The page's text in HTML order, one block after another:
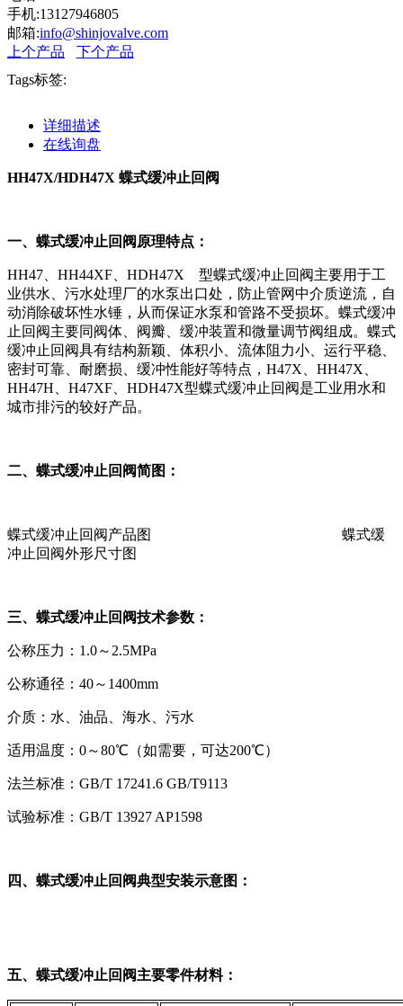
手机:13127946805
邮箱:info@shinjovalve.com
上个产品
下个产品
Tags标签:
详细描述
在线询盘
HH47X/HDH47X 蝶式缓冲止回阀
一、蝶式缓冲止回阀原理特点：
HH47、HH44XF、HDH47X 型蝶式缓冲止回阀主要用于工
业供水、污水处理厂的水泵出口处，防止管网中介质逆流，自
动消除破坏性水锤，从而保证水泵和管路不受损坏。蝶式缓冲
止回阀主要同阀体、阀瓣、缓冲装置和微量调节阀组成。蝶式
缓冲止回阀具有结构新颖、体积小、流体阻力小、运行平稳、
密封可靠、耐磨损、缓冲性能好等特点，H47X、HH47X、
HH47H、H47XF、HDH47X型蝶式缓冲止回阀是工业用水和
城市排污的较好产品。
二、蝶式缓冲止回阀简图：
蝶式缓冲止回阀产品图 蝶式缓
冲止回阀外形尺寸图
三、蝶式缓冲止回阀技术参数：
公称压力：1.0～2.5MPa
公称通径：40～1400mm
介质：水、油品、海水、污水
适用温度：0～80℃（如需要，可达200℃）
法兰标准：GB/T 17241.6 GB/T9113
试验标准：GB/T 13927 AP1598
四、蝶式缓冲止回阀典型安装示意图：
五、蝶式缓冲止回阀主要零件材料：